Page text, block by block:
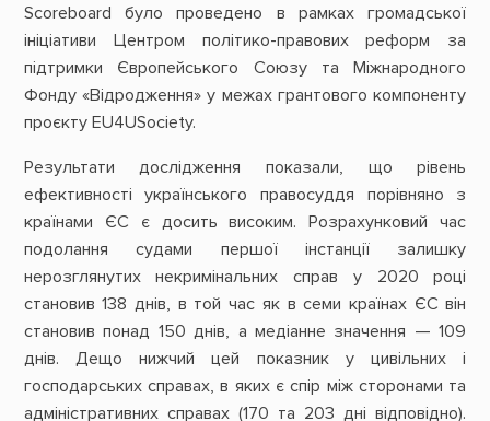
Scoreboard було проведено в рамках громадської
ініціативи Центром політико-правових реформ за
підтримки Європейського Союзу та Міжнародного
Фонду «Відродження» у межах грантового компоненту
проєкту EU4USociety.
Результати дослідження показали, що рівень
ефективності українського правосуддя порівняно з
країнами ЄС є досить високим. Розрахунковий час
подолання судами першої інстанції залишку
нерозглянутих некримінальних справ у 2020 році
становив 138 днів, в той час як в семи країнах ЄС він
становив понад 150 днів, а медіанне значення — 109
днів. Дещо нижчий цей показник у цивільних і
господарських справах, в яких є спір між сторонами та
адміністративних справах (170 та 203 дні відповідно).